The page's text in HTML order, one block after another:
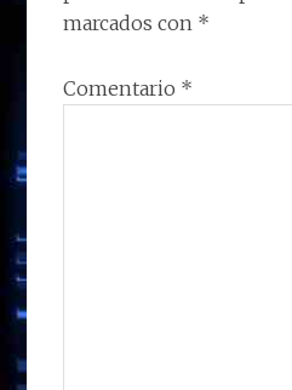
LECTORES
marcados con *
Comentario *